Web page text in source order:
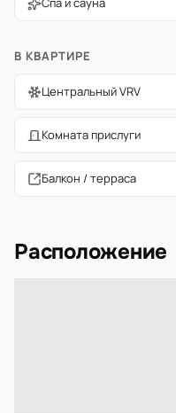
В КВАРТИРЕ
Центральный VRV
Комната прислуги
Балкон / терраса
Расположение